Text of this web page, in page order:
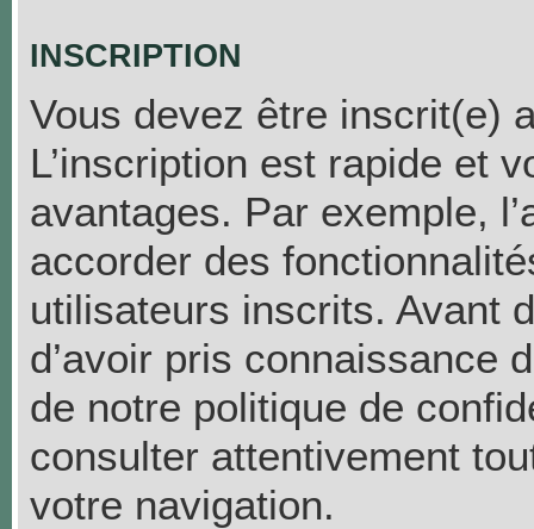
INSCRIPTION
Vous devez être inscrit(e)
L’inscription est rapide et
avantages. Par exemple,
accorder des
utilisateurs inscrits. Avant
d’avoir pris connaissance
de notre politique de
consulter attentivement
votre navigation.